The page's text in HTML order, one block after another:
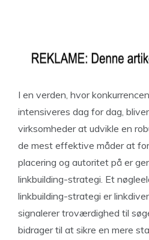
I en verden, hvor
intensiveres dag for dag,
virksomheder at udvikle en
de mest effektive måder at
placering og autoritet på er
linkbuilding-strategi. Et
linkbuilding-strategi er
signalerer troværdighed til
bidrager til at sikre en mere